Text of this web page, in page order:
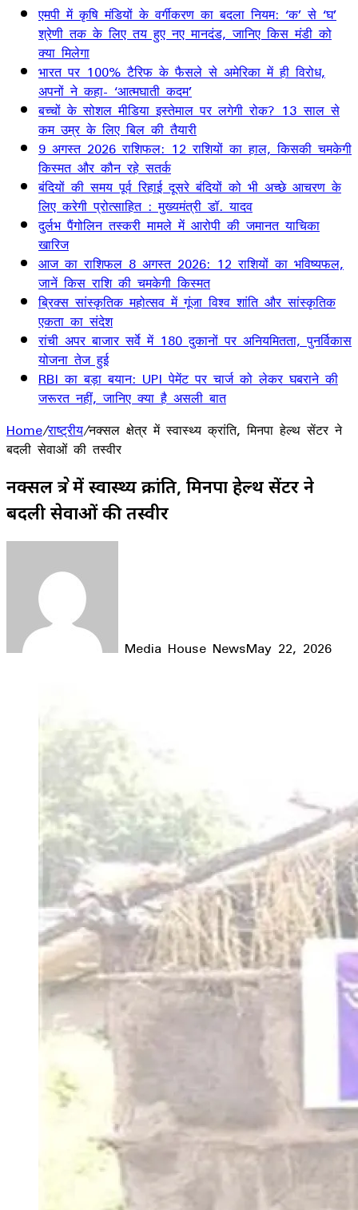
एमपी में कृषि मंडियों के वर्गीकरण का बदला नियम: ‘क’ से ‘घ’
श्रेणी तक के लिए तय हुए नए मानदंड, जानिए किस मंडी को
क्या मिलेगा
भारत पर 100% टैरिफ के फैसले से अमेरिका में ही विरोध,
अपनों ने कहा- ‘आत्मघाती कदम’
बच्चों के सोशल मीडिया इस्तेमाल पर लगेगी रोक? 13 साल से
कम उम्र के लिए बिल की तैयारी
9 अगस्त 2026 राशिफल: 12 राशियों का हाल, किसकी चमकेगी
किस्मत और कौन रहे सतर्क
बंदियों की समय पूर्व रिहाई दूसरे बंदियों को भी अच्छे आचरण के
लिए करेगी प्रोत्साहित : मुख्यमंत्री डॉ. यादव
दुर्लभ पैंगोलिन तस्करी मामले में आरोपी की जमानत याचिका
खारिज
आज का राशिफल 8 अगस्त 2026: 12 राशियों का भविष्यफल,
जानें किस राशि की चमकेगी किस्मत
ब्रिक्स सांस्कृतिक महोत्सव में गूंजा विश्व शांति और सांस्कृतिक
एकता का संदेश
रांची अपर बाजार सर्वे में 180 दुकानों पर अनियमितता, पुनर्विकास
योजना तेज हुई
RBI का बड़ा बयान: UPI पेमेंट पर चार्ज को लेकर घबराने की
जरूरत नहीं, जानिए क्या है असली बात
Home/राष्ट्रीय/नक्सल क्षेत्र में स्वास्थ्य क्रांति, मिनपा हेल्थ सेंटर ने
बदली सेवाओं की तस्वीर
नक्सल क्षेत्र में स्वास्थ्य क्रांति, मिनपा हेल्थ सेंटर ने
बदली सेवाओं की तस्वीर
Media House NewsMay 22, 2026